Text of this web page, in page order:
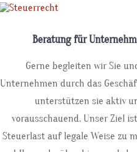
Beratung für
Gerne begleiten wir Sie
Unternehmen durch das
unterstützen sie aktiv
vorausschauend. Unser Ziel
Steuerlast auf legale Weise zu